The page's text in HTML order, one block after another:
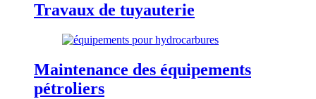
Travaux de tuyauterie
Maintenance des équipements
pétroliers